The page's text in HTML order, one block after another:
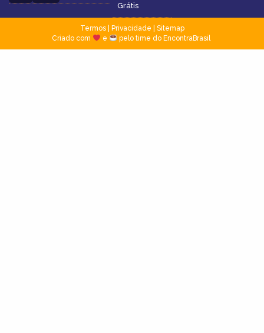
Grátis
Termos| Privacidade
Sitemap
Criado com
e pelo time do EncontraBrasil